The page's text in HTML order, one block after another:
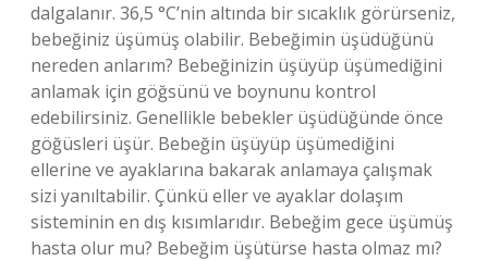
dalgalanır. 36,5 °C’nin altında bir sıcaklık görürseniz,
bebeğiniz üşümüş olabilir. Bebeğimin üşüdüğünü
nereden anlarım? Bebeğinizin üşüyüp üşümediğini
anlamak için göğsünü ve boynunu kontrol
edebilirsiniz. Genellikle bebekler üşüdüğünde önce
göğüsleri üşür. Bebeğin üşüyüp üşümediğini
ellerine ve ayaklarına bakarak anlamaya çalışmak
sizi yanıltabilir. Çünkü eller ve ayaklar dolaşım
sisteminin en dış kısımlarıdır. Bebeğim gece üşümüş
hasta olur mu? Bebeğim üşütürse hasta olmaz mı?